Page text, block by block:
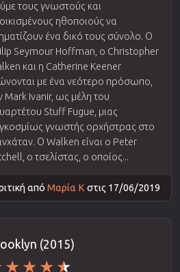
τους γνωστούς και
ηθοποιούς να
ένα δικό τους σύνολο. Ο
Seymour Hoffman, ο Christopher
και η Catherine Keener
με ένα νεότερο πρόσωπο,
Mark Ivanir, ως μέλη του
Stuff Fugue, μιας
γνωστής ορχήστρας στο
Ο Walken είναι ο Peter
ο τσελίστας, ο οποίος...
από Μαρία Κστις 17/06/2019
(2015)